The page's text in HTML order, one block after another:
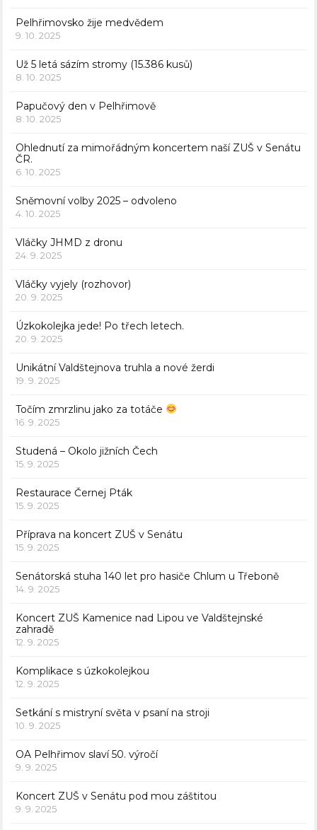
Pelhřimovsko žije medvědem
9. 10. 2025
Už 5 letá sázím stromy (15.386 kusů)
8. 10. 2025
Papučový den v Pelhřimově
8. 10. 2025
Ohlednutí za mimořádným koncertem naší ZUŠ v Senátu
ČR.
6. 10. 2025
Sněmovní volby 2025 – odvoleno
4. 10. 2025
Vláčky JHMD z dronu
24. 9. 2025
Vláčky vyjely (rozhovor)
20. 9. 2025
Úzkokolejka jede! Po třech letech.
20. 9. 2025
Unikátní Valdštejnova truhla a nové žerdi
19. 9. 2025
Točím zmrzlinu jako za totáče
16. 9. 2025
Studená – Okolo jižních Čech
15. 9. 2025
Restaurace Černej Pták
15. 9. 2025
Příprava na koncert ZUŠ v Senátu
15. 9. 2025
Senátorská stuha 140 let pro hasiče Chlum u Třeboně
14. 9. 2025
Koncert ZUŠ Kamenice nad Lipou ve Valdštejnské
zahradě
12. 9. 2025
Komplikace s úzkokolejkou
12. 9. 2025
Setkání s mistryní světa v psaní na stroji
10. 9. 2025
OA Pelhřimov slaví 50. výročí
9. 9. 2025
Koncert ZUŠ v Senátu pod mou záštitou
9. 9. 2025